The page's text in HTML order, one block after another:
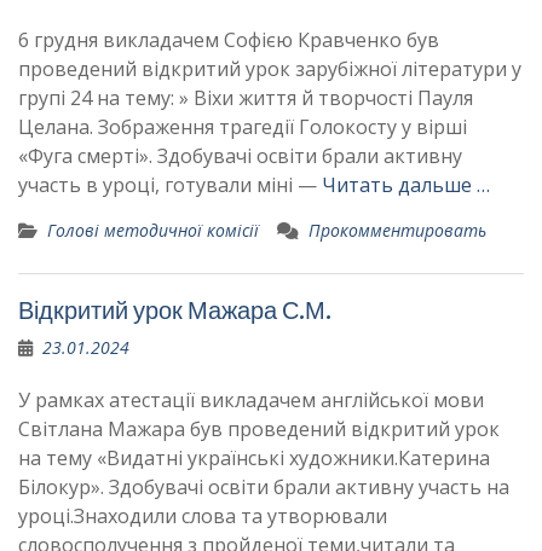
6 грудня викладачем Софією Кравченко був
проведений відкритий урок зарубіжної літератури у
групі 24 на тему: » Віхи життя й творчості Пауля
Целана. Зображення трагедії Голокосту у вірші
«Фуга смерті». Здобувачі освіти брали активну
участь в уроці, готували міні — Читать дальше …
Голові методичної комісії Прокомментировать
Відкритий урок Мажара С.М.
23.01.2024
У рамках атестації викладачем англійської мови
Світлана Мажара був проведений відкритий урок
на тему «Видатні українські художники.Катерина
Білокур». Здобувачі освіти брали активну участь на
уроці.Знаходили слова та утворювали
словосполучення з пройденої теми,читали та